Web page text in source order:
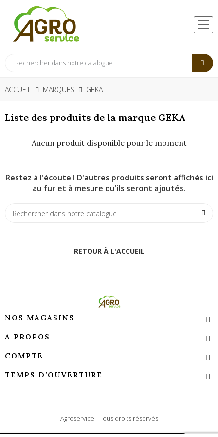
ACCUEIL MARQUES GEKA
Liste des produits de la marque GEKA
Aucun produit disponible pour le moment
Restez à l'écoute ! D'autres produits seront affichés ici
au fur et à mesure qu'ils seront ajoutés.
RETOUR À L'ACCUEIL
NOS MAGASINS
A PROPOS
COMPTE
TEMPS D’OUVERTURE
Agroservice - Tous droits réservés